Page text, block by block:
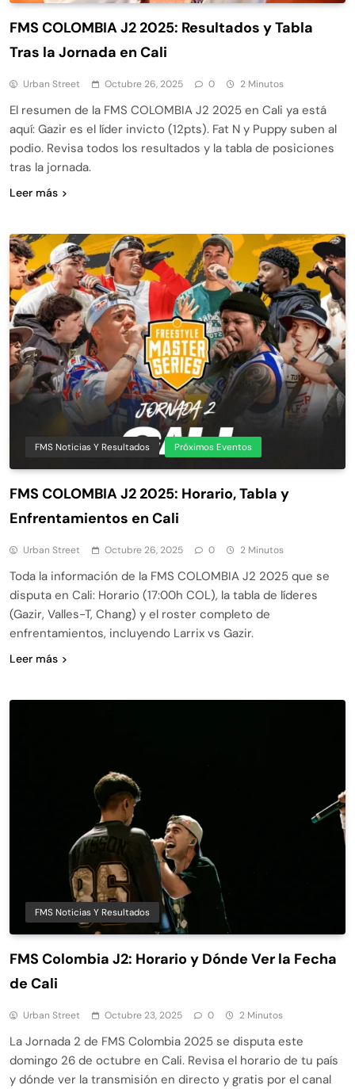
FMS COLOMBIA J2 2025: Resultados y Tabla
Tras la Jornada en Cali
Urban Street Octubre 26, 2025 0 2 Minutos
El resumen de la FMS COLOMBIA J2 2025 en Cali ya está
aquí: Gazir es el líder invicto (12pts). Fat N y Puppy suben al
podio. Revisa todos los resultados y la tabla de posiciones
tras la jornada.
Leer más
FMS Noticias Y Resultados Próximos Eventos
FMS COLOMBIA J2 2025: Horario, Tabla y
Enfrentamientos en Cali
Urban Street Octubre 26, 2025 0 2 Minutos
Toda la información de la FMS COLOMBIA J2 2025 que se
disputa en Cali: Horario (17:00h COL), la tabla de líderes
(Gazir, Valles-T, Chang) y el roster completo de
enfrentamientos, incluyendo Larrix vs Gazir.
Leer más
FMS Noticias Y Resultados
FMS Colombia J2: Horario y Dónde Ver la Fecha
de Cali
Urban Street Octubre 23, 2025 0 2 Minutos
La Jornada 2 de FMS Colombia 2025 se disputa este
domingo 26 de octubre en Cali. Revisa el horario de tu país
y dónde ver la transmisión en directo y gratis por el canal